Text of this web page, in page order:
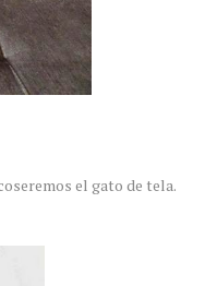
el gato de tela.